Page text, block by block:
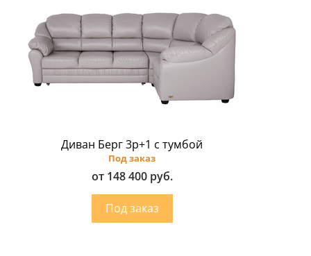
Диван Берг 3р+1 с тумбой
Под заказ
от 148 400 руб.